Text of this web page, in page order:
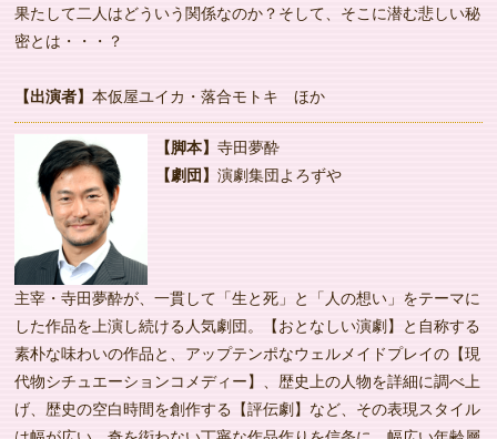
果たして二人はどういう関係なのか？そして、そこに潜む悲しい秘
密とは・・・？
【出演者】本仮屋ユイカ・落合モトキ ほか
【脚本】 寺田夢酔
【劇団】 演劇集団よろずや
主宰・寺田夢酔が、一貫して「生と死」と「人の想い」をテーマに
した作品を上演し続ける人気劇団。【おとなしい演劇】と自称する
素朴な味わいの作品と、アップテンポなウェルメイドプレイの【現
代物シチュエーションコメディー】、歴史上の人物を詳細に調べ上
げ、歴史の空白時間を創作する【評伝劇】など、その表現スタイル